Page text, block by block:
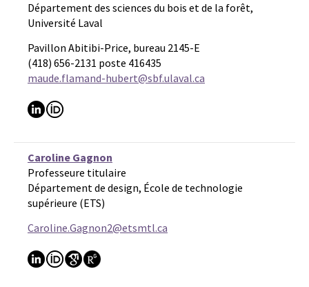
Département des sciences du bois et de la forêt,
Université Laval
Pavillon Abitibi-Price, bureau 2145-E
(418) 656-2131 poste 416435
maude.flamand-hubert@sbf.ulaval.ca
Caroline Gagnon
Professeure titulaire
Département de design, École de technologie
supérieure (ETS)
Caroline.Gagnon2@etsmtl.ca